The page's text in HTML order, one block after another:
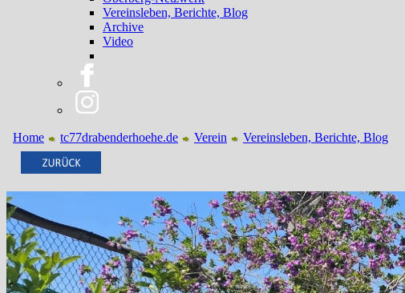
Vereinsleben, Berichte, Blog
Archive
Video
Home tc77drabenderhoehe.de Verein Vereinsleben, Berichte, Blog